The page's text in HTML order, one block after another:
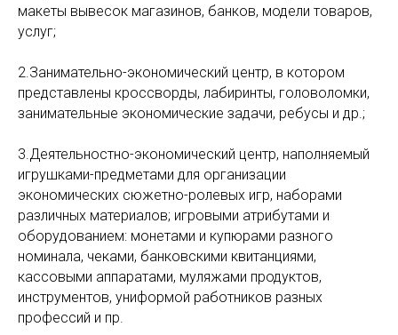
макеты вывесок магазинов, банков, модели товаров,
услуг;
2.Занимательно-экономический центр, в котором
представлены кроссворды, лабиринты, головоломки,
занимательные экономические задачи, ребусы и др.;
3.Деятельностно-экономический центр, наполняемый
игрушками-предметами для организации
экономических сюжетно-ролевых игр, наборами
различных материалов; игровыми атрибутами и
оборудованием: монетами и купюрами разного
номинала, чеками, банковскими квитанциями,
кассовыми аппаратами, муляжами продуктов,
инструментов, униформой работников разных
профессий и пр.